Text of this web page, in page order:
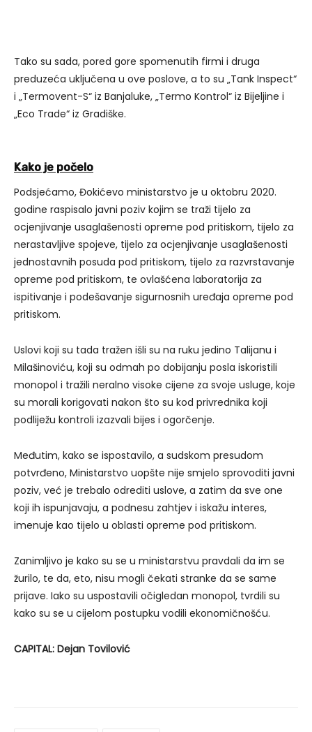
Tako su sada, pored gore spomenutih firmi i druga
preduzeća uključena u ove poslove, a to su „Tank Inspect“
i „Termovent-S“ iz Banjaluke, „Termo Kontrol“ iz Bijeljine i
„Eco Trade“ iz Gradiške.
Kako je počelo
Podsjećamo, Đokićevo ministarstvo je u oktobru 2020.
godine raspisalo javni poziv kojim se traži tijelo za
ocjenjivanje usaglašenosti opreme pod pritiskom, tijelo za
nerastavljive spojeve, tijelo za ocjenjivanje usaglašenosti
jednostavnih posuda pod pritiskom, tijelo za razvrstavanje
opreme pod pritiskom, te ovlašćena laboratorija za
ispitivanje i podešavanje sigurnosnih uređaja opreme pod
pritiskom.
Uslovi koji su tada tražen išli su na ruku jedino Talijanu i
Milašinoviću, koji su odmah po dobijanju posla iskoristili
monopol i tražili neralno visoke cijene za svoje usluge, koje
su morali korigovati nakon što su kod privrednika koji
podliježu kontroli izazvali bijes i ogorčenje.
Međutim, kako se ispostavilo, a sudskom presudom
potvrđeno, Ministarstvo uopšte nije smjelo sprovoditi javni
poziv, već je trebalo odrediti uslove, a zatim da sve one
koji ih ispunjavaju, a podnesu zahtjev i iskažu interes,
imenuje kao tijelo u oblasti opreme pod pritiskom.
Zanimljivo je kako su se u ministarstvu pravdali da im se
žurilo, te da, eto, nisu mogli čekati stranke da se same
prijave. Iako su uspostavili očigledan monopol, tvrdili su
kako su se u cijelom postupku vodili ekonomičnošću.
CAPITAL: Dejan Tovilović